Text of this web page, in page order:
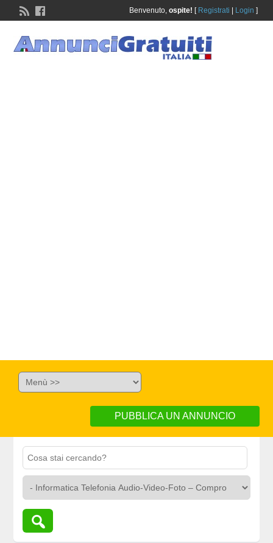
Benvenuto, ospite! [ Registrati Login ]
PUBBLICA UN ANNUNCIO